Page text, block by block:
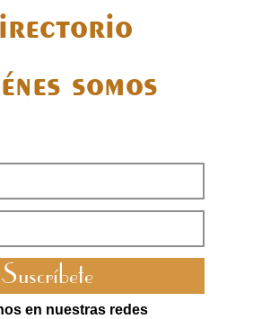
somos
Suscríbete
en nuestras redes